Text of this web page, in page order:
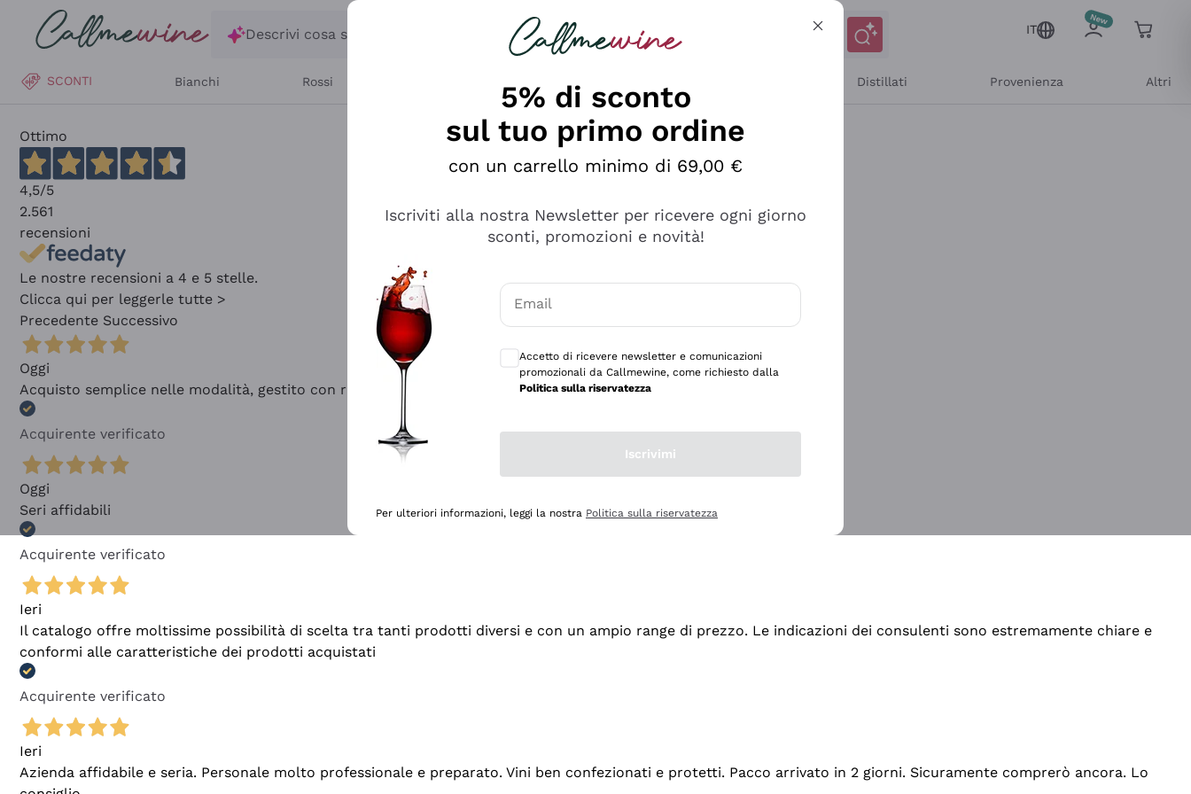
Salta al contenuto principale
Descrivi cosa stai cercando
IT
SCONTI Bianchi Rossi Distillati Provenienza Altri
Ottimo
4,5/5
2.561
recensioni
Le nostre recensioni a 4 e 5 stelle.
Clicca qui per leggerle tutte >
Precedente Successivo
Oggi
Acquisto semplice nelle modalità, gestito con rapidità e professionalità
Acquirente verificato
Oggi
Seri affidabili
Acquirente verificato
Ieri
Il catalogo offre moltissime possibilità di scelta tra tanti prodotti diversi e con un ampio range di prezzo. Le indicazioni dei consulenti sono estremamente chiare e
conformi alle caratteristiche dei prodotti acquistati
Acquirente verificato
Ieri
Azienda affidabile e seria. Personale molto professionale e preparato. Vini ben confezionati e protetti. Pacco arrivato in 2 giorni. Sicuramente comprerò ancora. Lo
5% di sconto
sul tuo primo ordine
con un carrello minimo di 69,00 €
Iscriviti alla nostra Newsletter per ricevere ogni giorno
sconti, promozioni e novità!
Email
Accetto di ricevere newsletter e comunicazioni
promozionali da Callmewine, come richiesto dalla
Politica sulla riservatezza
Iscrivimi
Per ulteriori informazioni, leggi la nostra Politica sulla riservatezza